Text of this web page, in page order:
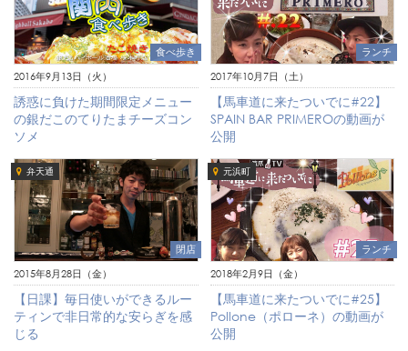
食べ歩き
2016年9月13日（火）
誘惑に負けた期間限定メニュー
の銀だこのてりたまチーズコン
ソメ
ランチ
2017年10月7日（土）
【馬車道に来たついでに#22】
SPAIN BAR PRIMEROの動画が
公開
弁天通
閉店
2015年8月28日（金）
【日課】毎日使いができるルー
ティンで非日常的な安らぎを感
じる
元浜町
ランチ
2018年2月9日（金）
【馬車道に来たついでに#25】
Pollone（ポローネ）の動画が
公開